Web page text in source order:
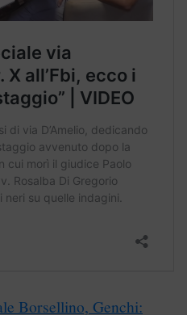
Borsellino, Genchi: